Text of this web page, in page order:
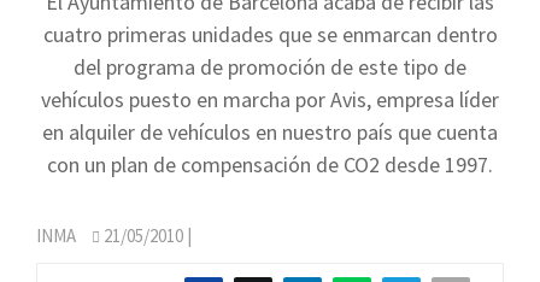
cuatro primeras unidades que se enmarcan dentro
del programa de promoción de este tipo de
vehículos puesto en marcha por Avis, empresa líder
en alquiler de vehículos en nuestro país que cuenta
con un plan de compensación de CO2 desde 1997.
INMA 21/05/2010 |